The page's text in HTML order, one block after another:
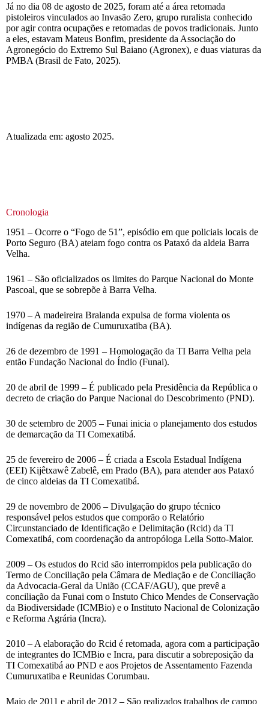
Já no dia 08 de agosto de 2025, foram até a área retomada
pistoleiros vinculados ao Invasão Zero, grupo ruralista conhecido
por agir contra ocupações e retomadas de povos tradicionais. Junto
a eles, estavam Mateus Bonfim, presidente da Associação do
Agronegócio do Extremo Sul Baiano (Agronex), e duas viaturas da
PMBA (Brasil de Fato, 2025).
Atualizada em: agosto 2025.
Cronologia
1951 – Ocorre o “Fogo de 51”, episódio em que policiais locais de
Porto Seguro (BA) ateiam fogo contra os Pataxó da aldeia Barra
Velha.
1961 – São oficializados os limites do Parque Nacional do Monte
Pascoal, que se sobrepõe à Barra Velha.
1970 – A madeireira Bralanda expulsa de forma violenta os
indígenas da região de Cumuruxatiba (BA).
26 de dezembro de 1991 – Homologação da TI Barra Velha pela
então Fundação Nacional do Índio (Funai).
20 de abril de 1999 – É publicado pela Presidência da República o
decreto de criação do Parque Nacional do Descobrimento (PND).
30 de setembro de 2005 – Funai inicia o planejamento dos estudos
de demarcação da TI Comexatibá.
25 de fevereiro de 2006 – É criada a Escola Estadual Indígena
(EEI) Kijêtxawê Zabelê, em Prado (BA), para atender aos Pataxó
de cinco aldeias da TI Comexatibá.
29 de novembro de 2006 – Divulgação do grupo técnico
responsável pelos estudos que comporão o Relatório
Circunstanciado de Identificação e Delimitação (Rcid) da TI
Comexatibá, com coordenação da antropóloga Leila Sotto-Maior.
2009 – Os estudos do Rcid são interrompidos pela publicação do
Termo de Conciliação pela Câmara de Mediação e de Conciliação
da Advocacia-Geral da União (CCAF/AGU), que prevê a
conciliação da Funai com o Instuto Chico Mendes de Conservação
da Biodiversidade (ICMBio) e o Instituto Nacional de Colonização
e Reforma Agrária (Incra).
2010 – A elaboração do Rcid é retomada, agora com a participação
de integrantes do ICMBio e Incra, para discutir a sobreposição da
TI Comexatibá ao PND e aos Projetos de Assentamento Fazenda
Cumuruxatiba e Reunidas Corumbau.
Maio de 2011 e abril de 2012 – São realizados trabalhos de campo